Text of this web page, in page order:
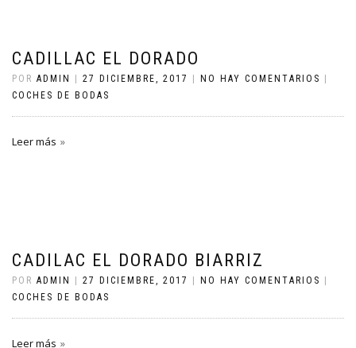
CADILLAC EL DORADO
POR ADMIN 27 DICIEMBRE, 2017 NO HAY COMENTARIOS
COCHES DE BODAS
Leer más
CADILAC EL DORADO BIARRIZ
POR ADMIN 27 DICIEMBRE, 2017 NO HAY COMENTARIOS
COCHES DE BODAS
Leer más